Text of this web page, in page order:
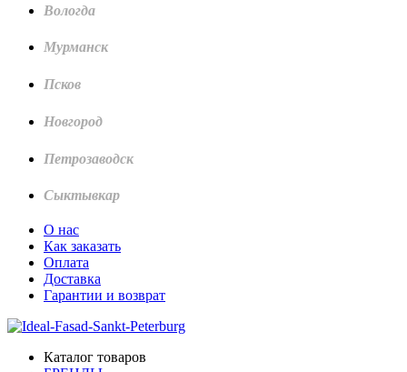
Вологда
Мурманск
Псков
Новгород
Петрозаводск
Сыктывкар
О нас
Как заказать
Оплата
Доставка
Гарантии и возврат
Каталог товаров